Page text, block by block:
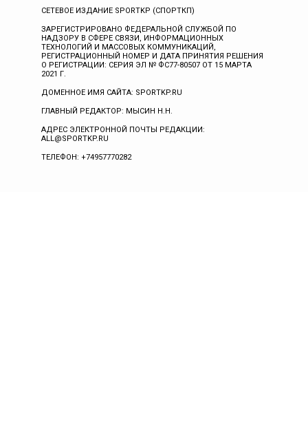
СЕТЕВОЕ ИЗДАНИЕ SPORTKP (СПОРТКП)
ЗАРЕГИСТРИРОВАНО ФЕДЕРАЛЬНОЙ СЛУЖБОЙ ПО
НАДЗОРУ В СФЕРЕ СВЯЗИ, ИНФОРМАЦИОННЫХ
ТЕХНОЛОГИЙ И МАССОВЫХ КОММУНИКАЦИЙ,
РЕГИСТРАЦИОННЫЙ НОМЕР И ДАТА ПРИНЯТИЯ РЕШЕНИЯ
О РЕГИСТРАЦИИ: СЕРИЯ ЭЛ № ФС77-80507 ОТ 15 МАРТА
2021 Г.
ДОМЕННОЕ ИМЯ САЙТА: SPORTKP.RU
ГЛАВНЫЙ РЕДАКТОР: МЫСИН Н.Н.
АДРЕС ЭЛЕКТРОННОЙ ПОЧТЫ РЕДАКЦИИ:
ALL@SPORTKP.RU
ТЕЛЕФОН: +74957770282